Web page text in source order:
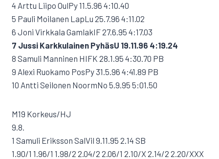
4 Arttu Liipo OulPy 11.5.96 4:10.40
5 Pauli Moilanen LapLu 25.7.96 4:11.02
6 Joni Virkkala GamlakIF 27.6.95 4:17.03
7 Jussi Karkkulainen PyhäsU 19.11.96 4:19.24
8 Samuli Manninen HIFK 28.1.95 4:30.70 PB
9 Alexi Ruokamo PosPy 31.5.96 4:41.89 PB
10 Antti Seilonen NoormNo 5.9.95 5:01.50
M19 Korkeus/HJ
9.8.
1 Samuli Eriksson SalVil 9.11.95 2.14 SB
1.90/1 1.96/1 1.98/2 2.04/2 2.06/1 2.10/X 2.14/2 2.20/XXX